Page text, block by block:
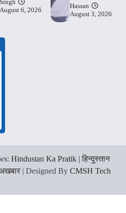
Singh
August 6, 2026
Hassan
August 3, 2026
Hindustan Ka Pratik | हिन्दुस्तान
| Designed By CMSH Tech